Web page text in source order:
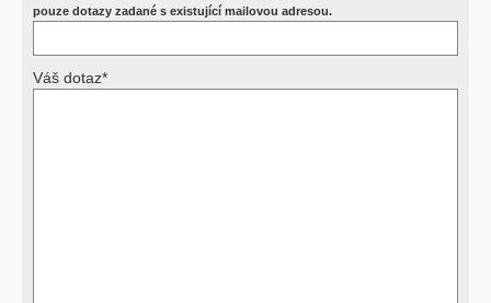
příslušný revizní lékař. My vám spolehlivou odpověď dát
Výsledky vyšetření
pouze dotazy zadané s existující mailovou adresou.
Váš dotaz*